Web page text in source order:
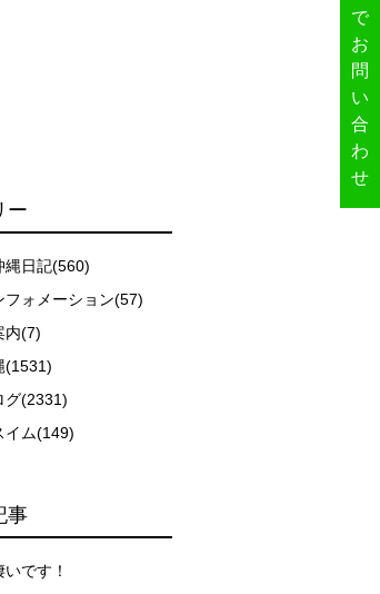
ー
縄日記(560)
フォメーション(57)
内(7)
(1531)
グ(2331)
イム(149)
事
です！
で、必ずその指示に従って準備してくだ
のため、原則として緊急時やガイドの指
しまうと、その後スイムで近づくことが
、クジラを発見できなかった場合でも返
ます。泳力や体力に自信のない方、また
場合があります。スキンダイビングの経
までの経験については当日ご申告いただ
で
お
問
い
合
わ
せ